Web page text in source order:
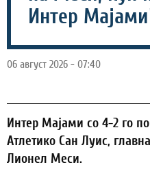
Интер
06 август 2026 - 07:40
Интер Мајами со 4-2 го
Атлетико Сан Луис,
Лионел Меси.